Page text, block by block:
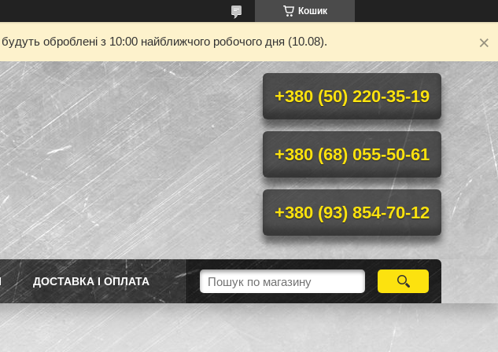
Кошик
оброблені з 10:00 найближчого робочого дня (10.08).
+380 (50) 220-35-19
+380 (68) 055-50-61
+380 (93) 854-70-12
ДОСТАВКА І ОПЛАТА